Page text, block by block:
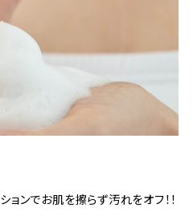
ョンでお肌を擦らず汚れをオフ！！